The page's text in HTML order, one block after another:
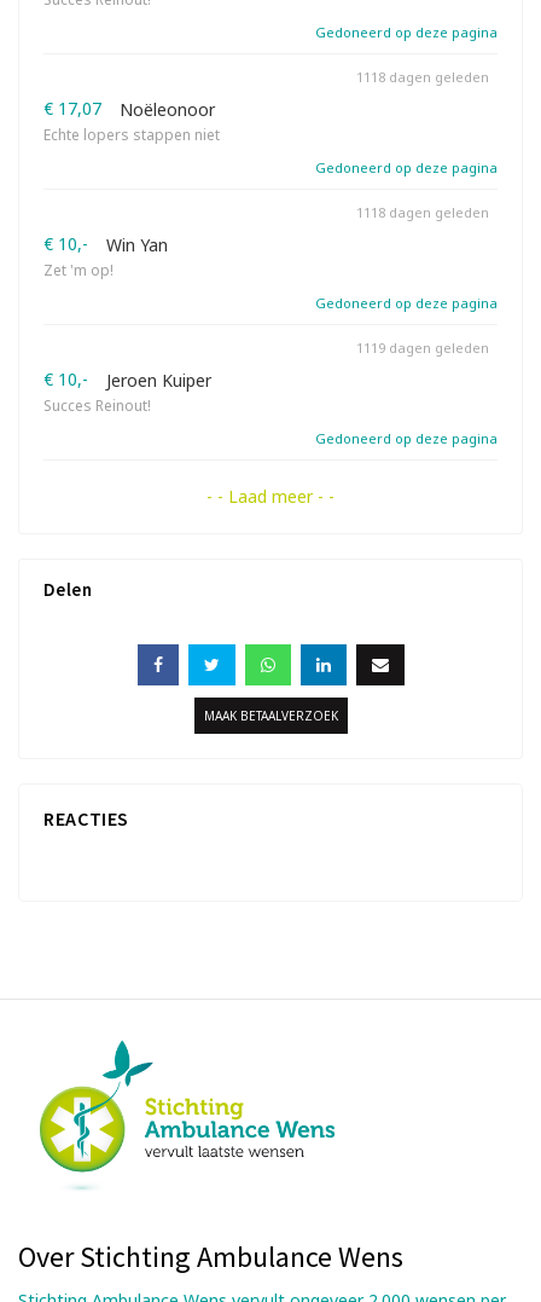
Gedoneerd op deze pagina
€ 17,07 Noëleonoor
Echte lopers stappen niet
1118 dagen geleden
Gedoneerd op deze pagina
€ 10,- Win Yan
Zet 'm op!
1118 dagen geleden
Gedoneerd op deze pagina
€ 10,- Jeroen Kuiper
Succes Reinout!
1119 dagen geleden
Gedoneerd op deze pagina
- - Laad meer - -
Delen
MAAK BETAALVERZOEK
REACTIES
Over Stichting Ambulance Wens